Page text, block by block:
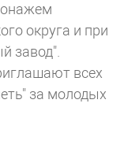
округа и при
завод".
всех
за молодых